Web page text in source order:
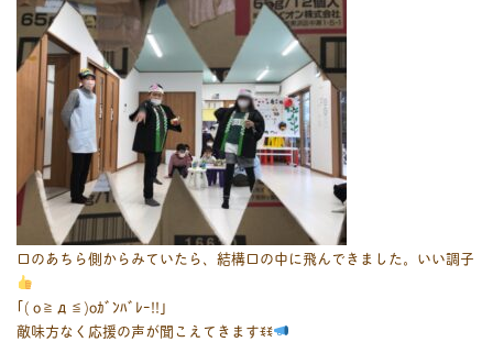
口のあちら側からみていたら、結構口の中に飛んできました。いい調子
｢( o≧д≦)oｶﾞﾝﾊﾞﾚｰ!!｣
敵味方なく応援の声が聞こえてきますꉂꉂ